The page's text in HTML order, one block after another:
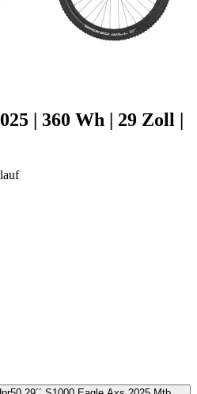
| 360 Wh | 29 Zoll |